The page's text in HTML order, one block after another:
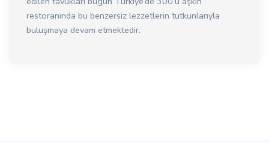
restoranında bu benzersiz lezzetlerin tutkunlarıyla
buluşmaya devam etmektedir.